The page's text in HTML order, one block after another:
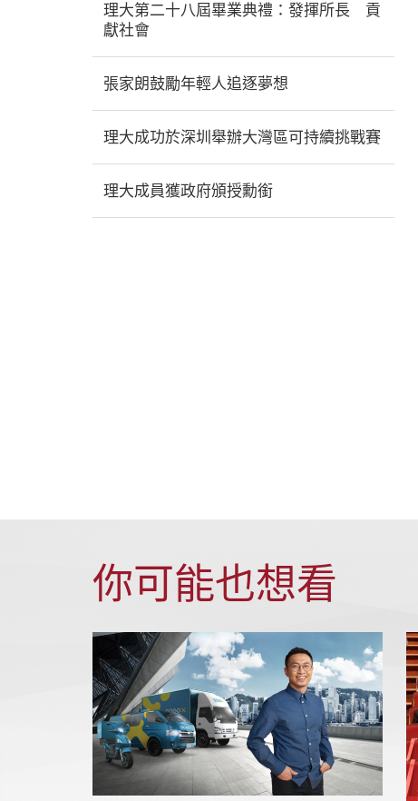
理大第二十八屆畢業典禮：發揮所長 貢
獻社會
張家朗鼓勵年輕人追逐夢想
理大成功於深圳舉辦大灣區可持續挑戰賽
理大成員獲政府頒授勳銜
你可能也想看